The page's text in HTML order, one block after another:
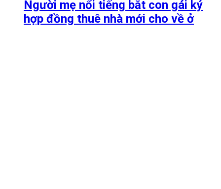
Người mẹ nổi tiếng bắt con gái ký
hợp đồng thuê nhà mới cho về ở